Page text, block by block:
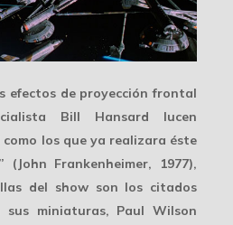
efectos de proyección frontal
Bill Hansard lucen
los que ya realizara éste
” (John Frankenheimer, 1977),
del show son los citados
miniaturas, Paul Wilson